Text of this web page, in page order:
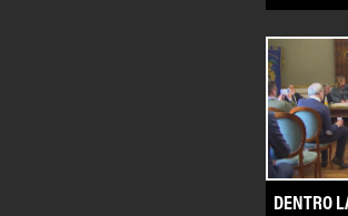
DENTRO